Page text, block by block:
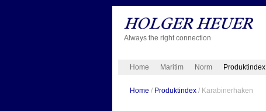
Always the right connection
Home Maritim Norm Produktindex
Home / Produktindex/ Karabinerhaken